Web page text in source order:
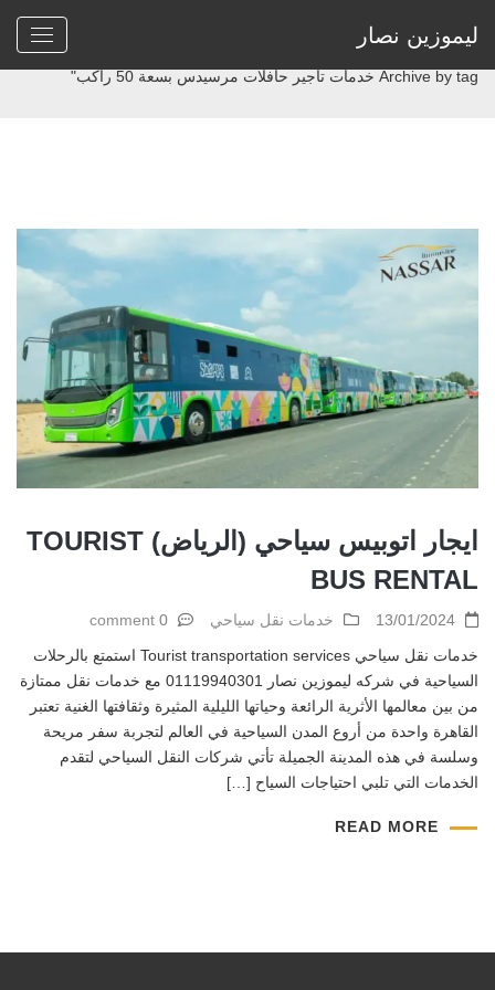
ليموزين نصار
Home
>
Archive by tag خدمات تأجير حافلات مرسيدس بسعة 50 راكب"
ايجار اتوبيس سياحي (الرياض) TOURIST
BUS RENTAL
13/01/2024 خدمات نقل سياحي
0 comment
خدمات نقل سياحي Tourist transportation services استمتع بالرحلات
السياحية في شركه ليموزين نصار 01119940301 مع خدمات نقل ممتازة
من بين معالمها الأثرية الرائعة وحياتها الليلية المثيرة وثقافتها الغنية تعتبر
القاهرة واحدة من أروع المدن السياحية في العالم لتجربة سفر مريحة
وسلسة في هذه المدينة الجميلة تأتي شركات النقل السياحي لتقدم
الخدمات التي تلبي احتياجات السياح […]
READ MORE